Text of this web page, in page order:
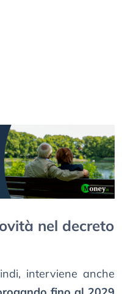
nel decreto
interviene anche